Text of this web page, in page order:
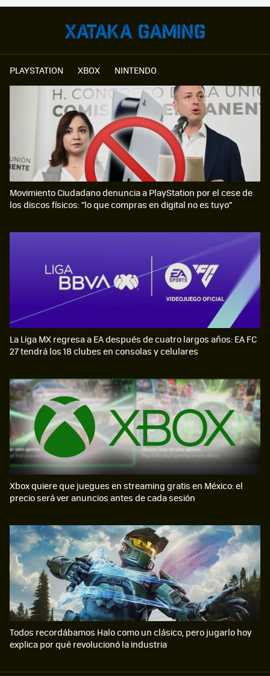
PLAYSTATION XBOX NINTENDO
Movimiento Ciudadano denuncia a PlayStation por el cese de
los discos físicos: “lo que compras en digital no es tuyo”
La Liga MX regresa a EA después de cuatro largos años: EA FC
27 tendrá los 18 clubes en consolas y celulares
Xbox quiere que juegues en streaming gratis en México: el
precio será ver anuncios antes de cada sesión
Todos recordábamos Halo como un clásico, pero jugarlo hoy
explica por qué revolucionó la industria